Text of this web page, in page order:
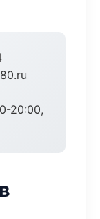
20:00,